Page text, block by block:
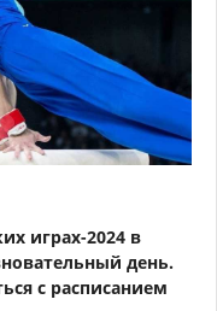
играх-2024 в
день.
с расписанием